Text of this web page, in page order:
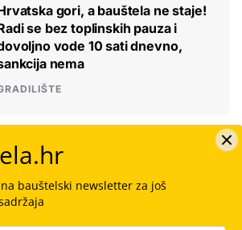
gori, a bauštela ne staje!
se bez toplinskih pauza i
vode 10 sati dnevno,
nema
bauštelski newsletter za još